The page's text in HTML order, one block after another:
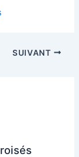
SUIVANT